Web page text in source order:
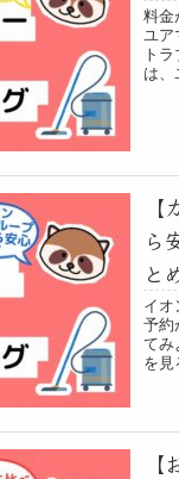
料金
ユア
ト
は、
ら
と
イオ
予約
てみ
を見